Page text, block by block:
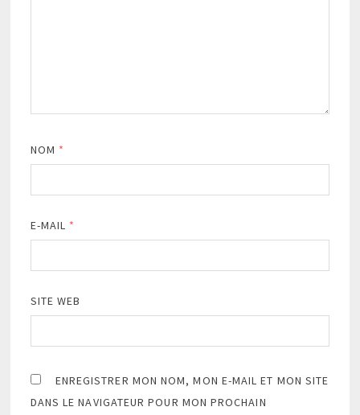
NOM *
E-MAIL *
SITE WEB
ENREGISTRER MON NOM, MON E-MAIL ET MON SITE
DANS LE NAVIGATEUR POUR MON PROCHAIN